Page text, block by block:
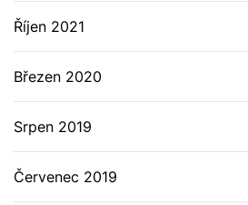
Říjen 2021
Březen 2020
Srpen 2019
Červenec 2019